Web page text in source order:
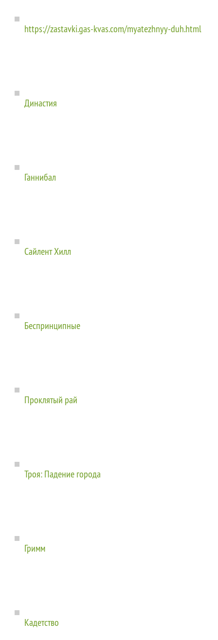
https://zastavki.gas-kvas.com/myatezhnyy-duh.html
Династия
Ганнибал
Сайлент Хилл
Беспринципные
Проклятый рай
Троя: Падение города
Гримм
Кадетство